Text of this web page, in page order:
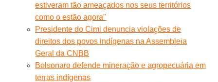
estiveram tão ameaçados nos seus territórios
como o estão agora"
Presidente do Cimi denuncia violações de
direitos dos povos indígenas na Assembleia
Geral da CNBB
Bolsonaro defende mineração e agropecuária em
terras indígenas